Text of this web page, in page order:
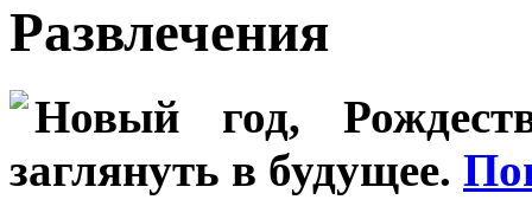
Развлечения
Новый год,
заглянуть в будущее.